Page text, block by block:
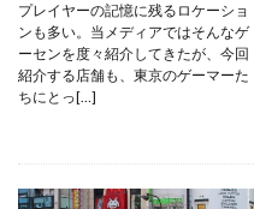
プレイヤーの記憶に残るロケーショ
ンも多い。当メディアではそんなゲ
ーセンを度々紹介してきたが、今回
紹介する店舗も、東京のゲーマーた
ちにとっ[…]